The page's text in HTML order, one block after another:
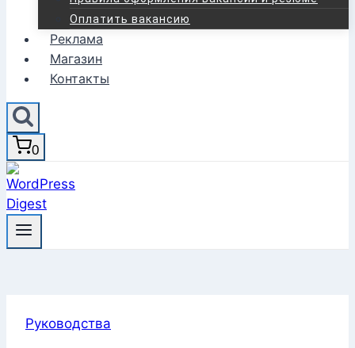
Оплатить вакансию
Реклама
Магазин
Контакты
0
Руководства